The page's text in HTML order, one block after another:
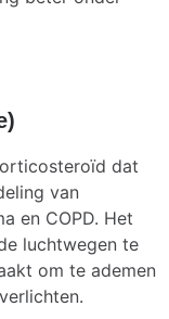
dat
van
en COPD. Het
luchtwegen te
om te ademen